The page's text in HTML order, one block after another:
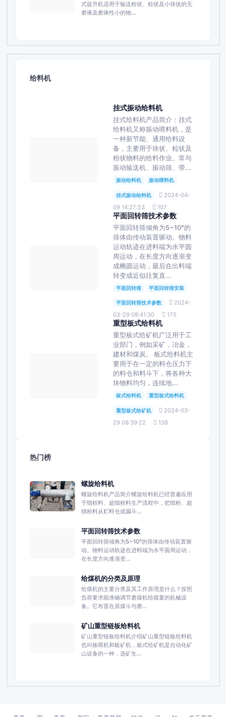
式提升机适用于输送粉状、粒状及小块状的无
磨琢及磨琢性小的物...
给料机
挂式振动给料机
挂式给料机产品简介：挂式
给料机又称振动喂料机，是
一种新节能、通用给料设
备，主要用于块状、粒状及
粉状物料的给料作业。常与
振动输送机、振动筛、带...
振动给料机 振动喂料机
挂式振动给料机
2024-04-
09 14:27:53
107
平面回转筛技术参数
平面回转筛倾角为5~10°的
筛体由传动装置驱动。物料
运动轨迹在进料端为水平圆
周运动，在长度方向逐渐变
成椭圆运动，最后在出料端
转变成近似往复直...
平面回转筛 平面回转筛安装
平面回转筛技术参数
2024-
03-29 08:41:30
175
重型板式给料机
重型板式给矿机广泛用于工
业部门，例如采矿，冶金，
建材和煤炭。 板式给料机主
要用于在一定的料仓压力下
的料仓和料斗下，将各种大
块物料均匀，连续地...
板式给料机 重型板式给料机
重型板式给矿机
2024-03-
29 08:39:22
138
热门榜
螺旋给料机
螺旋给料机产品简介螺旋给料机已经普遍应用
于细粉料、超细粉料生产流程中，把细粉、超
细粉料从贮料仓或漏斗...
平面回转筛技术参数
平面回转筛倾角为5~10°的筛体由传动装置驱
动。物料运动轨迹在进料端为水平圆周运动，
在长度方向逐渐变...
给煤机的分类及原理
给煤机的主要分类及其工作原理是什么？按照
负荷要求能准确调节磨煤机给煤量的机械设
备。它布置在原煤斗与磨...
矿山重型链板给料机
矿山重型链板给料机介绍矿山重型链板给料机
也叫板喂机和板矿机，板式给矿机是自动化矿
山设备的一种，选矿生...